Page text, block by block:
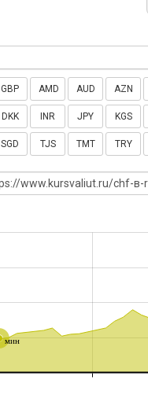
GBP AMD AUD AZN
DKK INR JPY KGS
SGD TJS TMT TRY
мин